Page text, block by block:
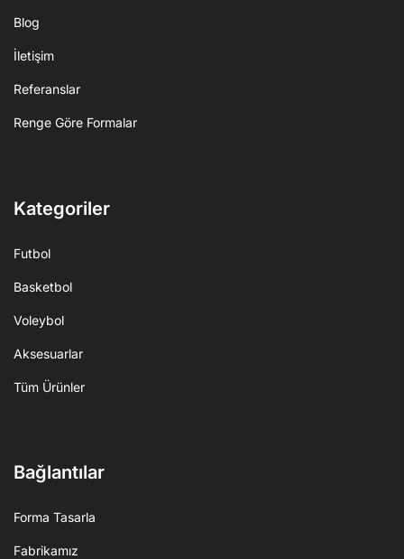
Blog
İletişim
Referanslar
Renge Göre Formalar
Kategoriler
Futbol
Basketbol
Voleybol
Aksesuarlar
Tüm Ürünler
Bağlantılar
Forma Tasarla
Fabrikamız